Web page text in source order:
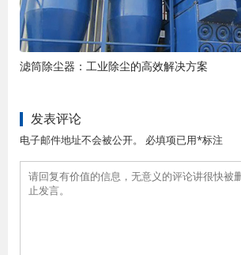
滤筒除尘器：工业除尘的高效解决方案
发表评论
电子邮件地址不会被公开。 必填项已用*标注